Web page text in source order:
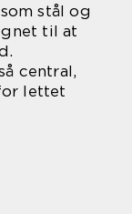
stål og
til at
central,
lettet